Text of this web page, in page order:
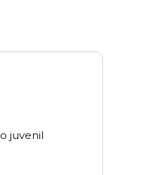
juvenil